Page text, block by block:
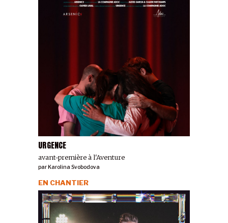
URGENCE
avant-première à l'Aventure
parKarolina Svobodova
EN CHANTIER